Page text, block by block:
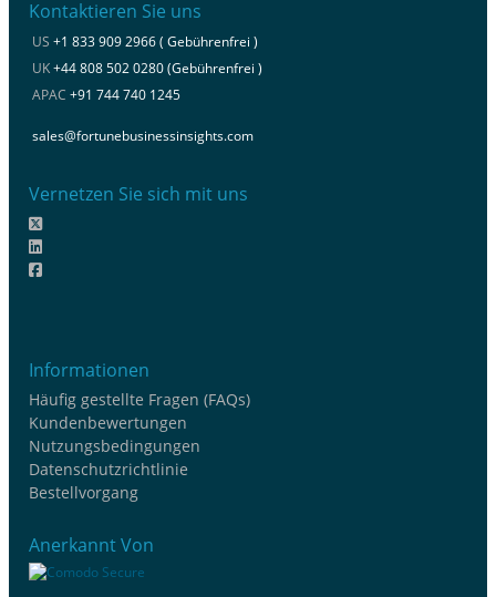
Kontaktieren Sie uns
US +1 833 909 2966 ( Gebührenfrei )
UK+44 808 502 0280 (Gebührenfrei )
APAC +91 744 740 1245
sales@fortunebusinessinsights.com
Vernetzen Sie sich mit uns
Informationen
Häufig gestellte Fragen (FAQs)
Kundenbewertungen
Nutzungsbedingungen
Datenschutzrichtlinie
Bestellvorgang
Anerkannt Von